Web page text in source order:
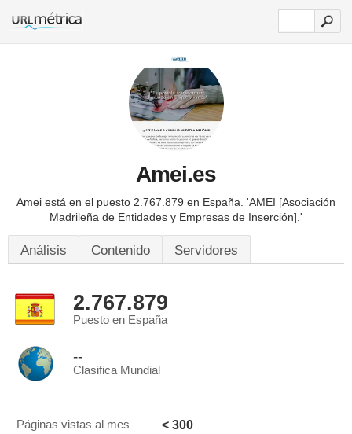
Amei.es
Amei está en el puesto 2.767.879 en España. 'AMEI [Asociación
Madrileña de Entidades y Empresas de Inserción].'
Análisis Contenido Servidores
2.767.879
Puesto en España
--
Clasifica Mundial
Páginas vistas al mes < 300